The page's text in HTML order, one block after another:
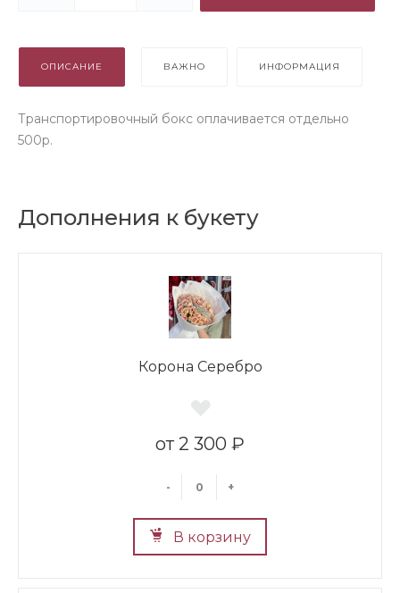
ОПИСАНИЕ ВАЖНО ИНФОРМАЦИЯ
Транспортировочный бокс оплачивается отдельно
500р.
Дополнения к букету
Корона Серебро
2 300 ₽
- +
В корзину